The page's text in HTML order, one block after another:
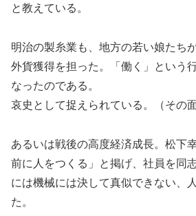
と教えている。
明治の製糸業も、地方の若い娘たち
外貨獲得を担った。「働く」という
なったのである。
哀史として捉えられている。（その
あるいは戦後の高度経済成長。松下
前に人をつくる」と掲げ、社員を同
には機械には決して真似できない、
た。